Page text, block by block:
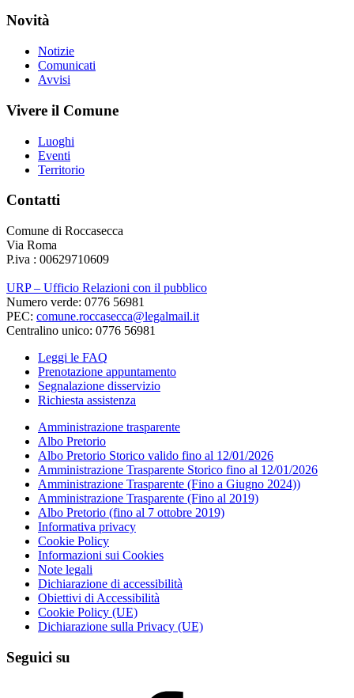
Novità
Notizie
Comunicati
Avvisi
Vivere il Comune
Luoghi
Eventi
Territorio
Contatti
Comune di Roccasecca
Via Roma
P.iva : 00629710609
URP – Ufficio Relazioni con il pubblico
Numero verde: 0776 56981
PEC: comune.roccasecca@legalmail.it
Centralino unico: 0776 56981
Leggi le FAQ
Prenotazione appuntamento
Segnalazione disservizio
Richiesta assistenza
Amministrazione trasparente
Albo Pretorio
Albo Pretorio Storico valido fino al 12/01/2026
Amministrazione Trasparente Storico fino al 12/01/2026
Amministrazione Trasparente (Fino a Giugno 2024))
Amministrazione Trasparente (Fino al 2019)
Albo Pretorio (fino al 7 ottobre 2019)
Informativa privacy
Cookie Policy
Informazioni sui Cookies
Note legali
Dichiarazione di accessibilità
Obiettivi di Accessibilità
Cookie Policy (UE)
Dichiarazione sulla Privacy (UE)
Seguici su